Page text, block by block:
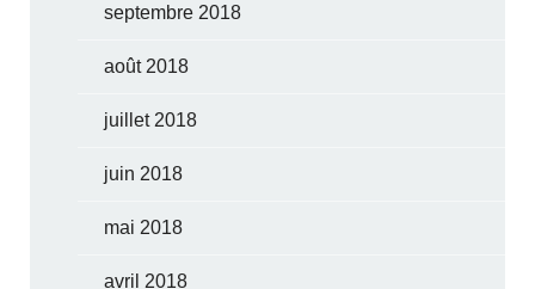
septembre 2018
août 2018
juillet 2018
juin 2018
mai 2018
avril 2018